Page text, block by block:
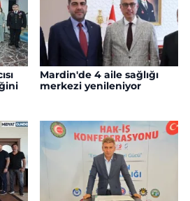
Mardin'de 4 aile sağlığı
merkezi yenileniyor